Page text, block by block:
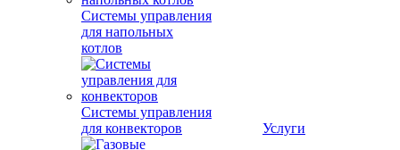
Системы управления
для напольных
котлов
Системы управления
для конвекторов
Услуги